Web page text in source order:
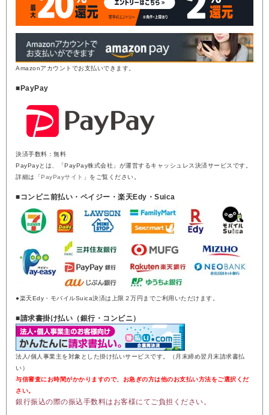
Amazonアカウントでお支払いできます。
■PayPay
決済手数料：無料
PayPayとは、「PayPay株式会社」が運営するキャッシュレス決済サービスです。
詳細は「 PayPayサイト 」をご覧ください。
■コンビニ前払い・ペイジー・楽天Edy・Suica
●楽天Edy・モバイルSuica決済は上限２万円までご利用いただけます。
■請求書掛け払い（銀行・コンビニ）
法人/個人事業主を対象とした掛け払いサービスです。（月末締め翌月末請求書払
い）
与信審査にお時間がかかりますので、お急ぎの方は他のお支払い方法をご選択くだ
さい。
銀行振込の際の振込手数料はお客様にてご負担ください。